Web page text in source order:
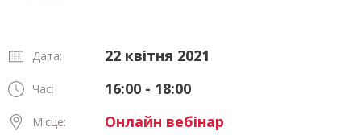
Дата: 22 квітня 2021
Час: 16:00 - 18:00
Місце: Онлайн вебінар